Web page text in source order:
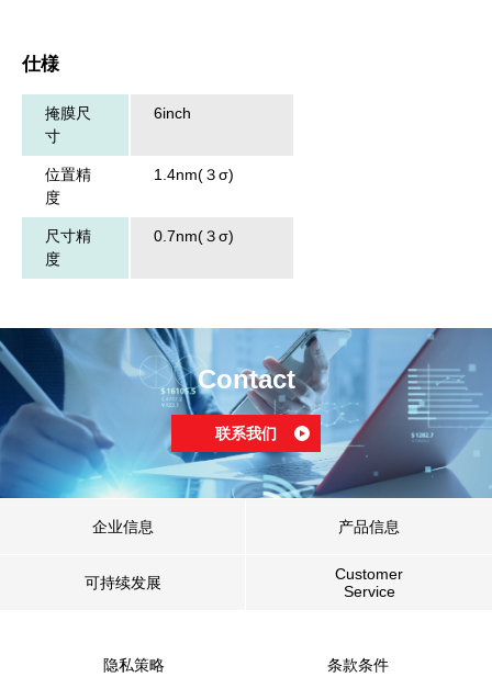
仕様
掩膜尺
寸
6inch
位置精
度
1.4nm(３σ)
尺寸精
度
0.7nm(３σ)
Contact
联系我们
企业信息 产品信息
可持续发展
Customer
Service
隐私策略 条款条件